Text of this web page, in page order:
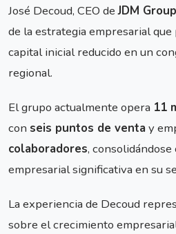
José Decoud, CEO deJDM Group
de la estrategia empresarial
capital inicial reducido en un
regional.
El grupo actualmente opera 11
con seis puntos de venta y
colaboradores,
empresarial significativa en su
La experiencia de Decoud
sobre el crecimiento